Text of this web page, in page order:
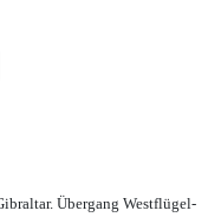
Übergang Westflügel-